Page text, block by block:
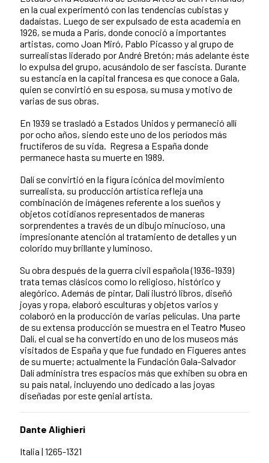
en la cual experimentó con las tendencias cubistas y
dadaístas. Luego de ser expulsado de esta academia en
1926, se muda a París, donde conoció a importantes
artistas, como Joan Miró, Pablo Picasso y al grupo de
surrealistas liderado por André Bretón; más adelante éste
lo expulsa del grupo, acusándolo de ser fascista. Durante
su estancia en la capital francesa es que conoce a Gala,
quien se convirtió en su esposa, su musa y motivo de
varias de sus obras.
En 1939 se trasladó a Estados Unidos y permaneció allí
por ocho años, siendo este uno de los períodos más
fructíferos de su vida. Regresa a España donde
permanece hasta su muerte en 1989.
Dalí se convirtió en la figura icónica del movimiento
surrealista, su producción artística refleja una
combinación de imágenes referente a los sueños y
objetos cotidianos representados de maneras
sorprendentes a través de un dibujo minucioso, una
impresionante atención al tratamiento de detalles y un
colorido muy brillante y luminoso.
Su obra después de la guerra civil española (1936-1939)
trata temas clásicos como lo religioso, histórico y
alegórico. Además de pintar, Dalí ilustró libros, diseñó
joyas y ropa, elaboró esculturas y objetos varios y
colaboró en la producción de varias películas. Una parte
de su extensa producción se muestra en el Teatro Museo
Dalí, el cual se ha convertido en uno de los museos más
visitados de España y que fue fundado en Figueres antes
de su muerte; actualmente la Fundación Gala-Salvador
Dalí administra tres espacios más que exhiben su obra en
su país natal, incluyendo uno dedicado a las joyas
diseñadas por este genial artista.
Dante Alighieri
Italia | 1265-1321